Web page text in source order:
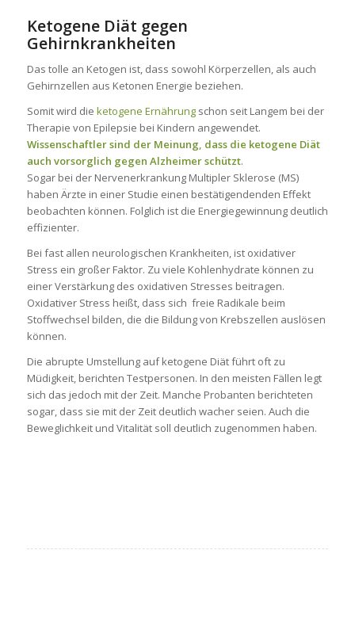
Ketogene Diät gegen
Gehirnkrankheiten
Das tolle an Ketogen ist, dass sowohl Körperzellen, als auch
Gehirnzellen aus Ketonen Energie beziehen.
Somit wird die ketogene Ernährungschon seit Langem bei der
Therapie von Epilepsie bei Kindern angewendet.
Wissenschaftler sind der Meinung, dass die ketogene Diät
auch vorsorglich gegen Alzheimer schützt.
Sogar bei der Nervenerkrankung Multipler Sklerose (MS)
haben Ärzte in einer Studie einen bestätigendenden Effekt
beobachten können. Folglich ist die Energiegewinnung deutlich
effizienter.
Bei fast allen neurologischen Krankheiten, ist oxidativer
Stress ein großer Faktor. Zu viele Kohlenhydrate können zu
einer Verstärkung des oxidativen Stresses beitragen.
Oxidativer Stress heißt, dass sich freie Radikale beim
Stoffwechsel bilden, die die Bildung von Krebszellen auslösen
können.
Die abrupte Umstellung auf ketogene Diät führt oft zu
Müdigkeit, berichten Testpersonen. In den meisten Fällen legt
sich das jedoch mit der Zeit. Manche Probanten berichteten
sogar, dass sie mit der Zeit deutlich wacher seien. Auch die
Beweglichkeit und Vitalität soll deutlich zugenommen haben.